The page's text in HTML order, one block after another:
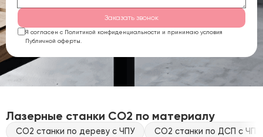
Заказать звонок
Я согласен с Политикой конфиденциальности и принимаю условия
Публичной оферты.
Лазерные станки CO2 по материалу
CO2 станки по дереву с ЧПУ CO2 станки по ДСП с ЧПУ